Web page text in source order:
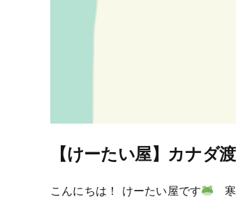
【けーたい屋】カナダ
こんにちは！ けーたい屋です
寒